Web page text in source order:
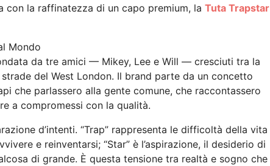
con la raffinatezza di un capo premium, la Tuta Trapstar
Mondo
da tre amici — Mikey, Lee e Will — cresciuti tra la
del West London. Il brand parte da un concetto
che parlassero alla gente comune, che raccontassero
a compromessi con la qualità.
d’intenti. “Trap” rappresenta le difficoltà della vita
e reinventarsi; “Star” è l’aspirazione, il desiderio di
di grande. È questa tensione tra realtà e sogno che